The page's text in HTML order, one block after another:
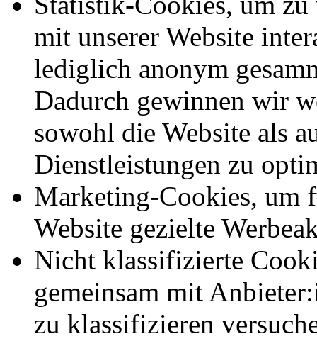
mit unserer Website
lediglich anonym
Dadurch gewinnen wir
sowohl die Website als
Dienstleistungen zu
Marketing-Cookies, um
Website gezielte
Nicht klassifizierte
gemeinsam mit
zu klassifizieren